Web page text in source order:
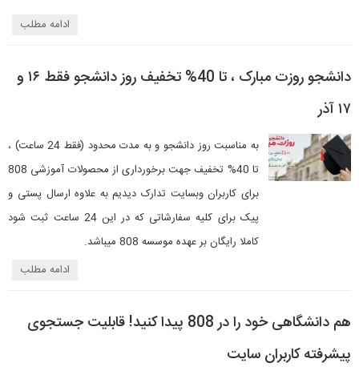
ادامه مطلب
دانشجو روزت مبارک ، تا 40% تخفیف روز دانشجو فقط ۱۶ و
۱۷ آذر
به مناسبت روز دانشجو و به مدت محدود (فقط 24 ساعت) ،
تا 40% تخفیف جهت برخورداری از محصولات آموزشی 808
برای کاربران وبسایت تدارک دیدیم به علاوه ارسال پستی و
پیک برای کلیه سفارشاتی که در این 24 ساعت ثبت شود
کاملا رایگان بر عهده موسسه 808 میباشد.
ادامه مطلب
هم دانشگاهی خود را در 808 پیدا کنید! قابلیت جستجوی
پیشرفته کاربران سایت